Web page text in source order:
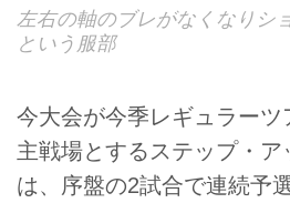
左右の軸のブレがなくなりシ
という服部
今大会が今季レギュラーツ
主戦場とするステップ・
は、序盤の2試合で連続予